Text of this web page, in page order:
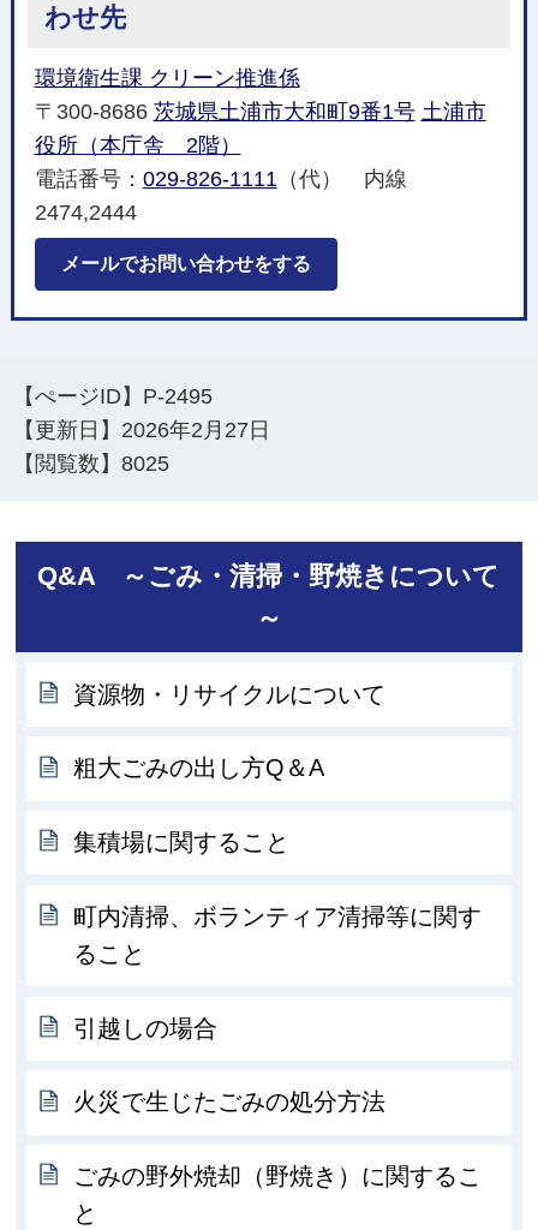
わせ先
環境衛生課 クリーン推進係
〒300-8686 茨城県土浦市大和町9番1号 土浦市
役所（本庁舎 2階）
電話番号： 029-826-1111（代） 内線
2474,2444
メールでお問い合わせをする
【ぺージID】 P-2495
【更新日】 2026年2月27日
【閲覧数】8025
Q&A ～ごみ・清掃・野焼きについて
～
資源物・リサイクルについて
粗大ごみの出し方Q＆A
集積場に関すること
町内清掃、ボランティア清掃等に関す
ること
引越しの場合
火災で生じたごみの処分方法
ごみの野外焼却（野焼き）に関するこ
と